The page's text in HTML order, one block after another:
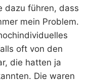
dazu führen, dass
mein Problem.
oft von den
die hatten ja
Die waren